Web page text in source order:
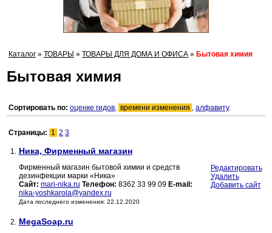
Каталог » ТОВАРЫ » ТОВАРЫ ДЛЯ ДОМА И ОФИСА » Бытовая химия
Бытовая химия
Сортировать по: оценке гидов, времени изменения , алфавиту.
Страницы: 1 2 3
1. Ника, Фирменный магазин
Фирменный магазин бытовой химии и средств
дезинфекции марки «Ника»
Сайт: mari-nika.ru Телефон: 8362 33 99 09 E-mail:
nika-yoshkarola@yandex.ru
Дата последнего изменения: 22.12.2020
Редактировать
Удалить
Добавить сайт
2. MegaSoap.ru